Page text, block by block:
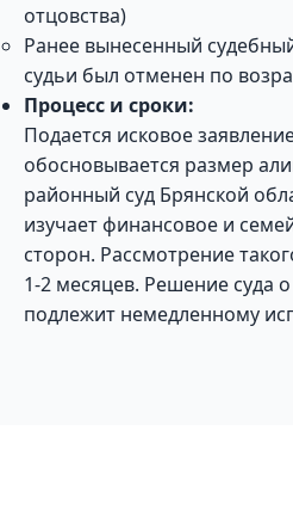
отцовства)
Ранее вынесенный
судьи был отменен по
Процесс и сроки:
Подается исковое
обосновывается размер
районный суд Брянской
изучает финансовое и
сторон. Рассмотрение
1-2 месяцев. Решение суда
подлежит немедленному